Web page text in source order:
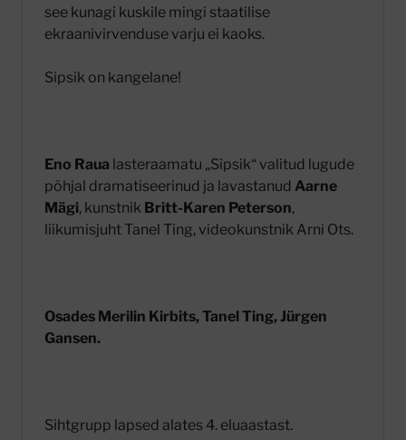
see kunagi kuskile mingi staatilise
ekraanivirvenduse varju ei kaoks.
Sipsik on kangelane!
Eno Raua lasteraamatu „Sipsik“ valitud lugude
põhjal dramatiseerinud ja lavastanud Aarne
Mägi, kunstnik Britt-Karen Peterson,
liikumisjuht Tanel Ting, videokunstnik Arni Ots.
Osades Merilin Kirbits, Tanel Ting, Jürgen
Gansen.
Sihtgrupp lapsed alates 4. eluaastast.